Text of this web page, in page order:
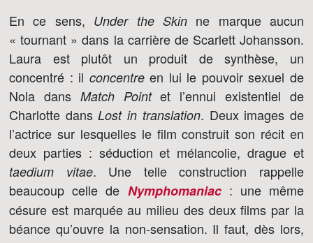
En ce sens, Under the Skinne marque aucun
« tournant » dans la carrière de Scarlett Johansson.
Laura est plutôt un produit de synthèse, un
concentré : il concentreen lui le pouvoir sexuel de
Nola dans Match Pointet l’ennui existentiel de
Charlotte dansLost in translation. Deux images de
l’actrice sur lesquelles le film construit son récit en
deux parties : séduction et mélancolie, drague et
taedium vitae. Une telle construction rappelle
beaucoup celle de Nymphomaniac: une même
césure est marquée au milieu des deux films par la
béance qu’ouvre la non-sensation. Il faut, dès lors,